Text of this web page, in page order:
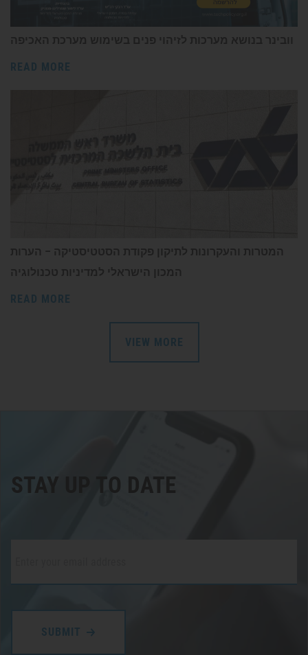
READ MORE
READ MORE
VIEW MORE
STAY UP TO DATE